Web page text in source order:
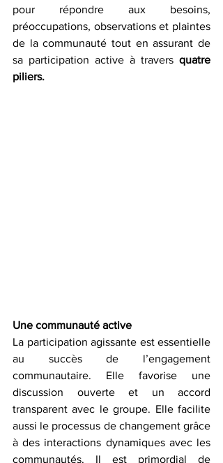
pour répondre aux besoins,
préoccupations, observations et plaintes
de la communauté tout en assurant de
sa participation active à travers quatre
piliers.
Une communauté active
La participation agissante est essentielle
au succès de l’engagement
communautaire. Elle favorise une
discussion ouverte et un accord
transparent avec le groupe. Elle facilite
aussi le processus de changement grâce
à des interactions dynamiques avec les
communautés. Il est primordial de